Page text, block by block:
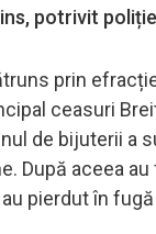
potrivit
prin
ceasuri
de bijuterii a
După aceea
pierdut în